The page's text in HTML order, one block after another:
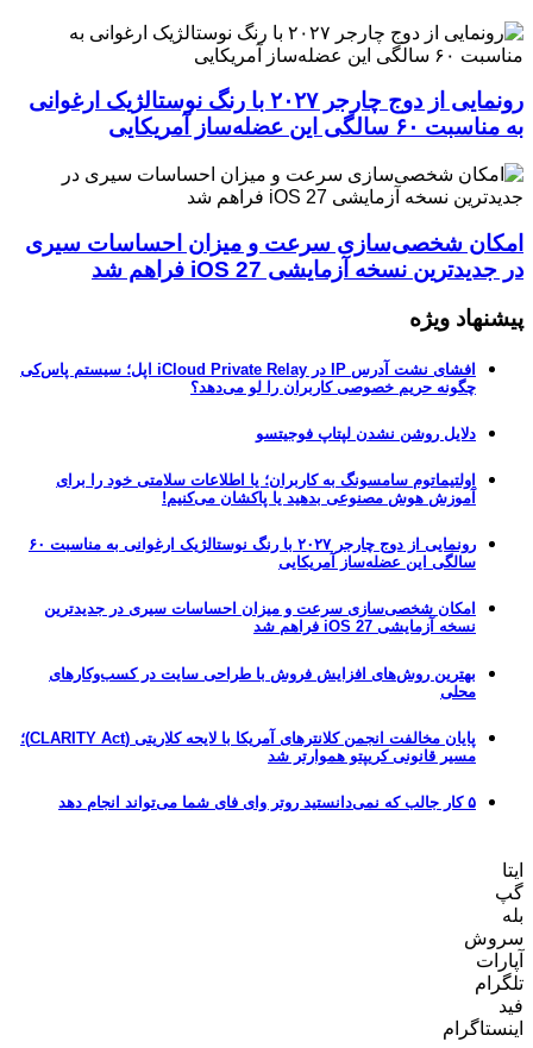
رونمایی از دوج چارجر ۲۰۲۷ با رنگ نوستالژیک ارغوانی
به مناسبت ۶۰ سالگی این عضله‌ساز آمریکایی
امکان شخصی‌سازی سرعت و میزان احساسات سیری
در جدیدترین نسخه آزمایشی iOS 27 فراهم شد
پیشنهاد ویژه
افشای نشت آدرس IP در iCloud Private Relay اپل؛ سیستم پاس‌کی
چگونه حریم خصوصی کاربران را لو می‌دهد؟
دلایل روشن نشدن لپتاپ فوجیتسو
اولتیماتوم سامسونگ به کاربران؛ یا اطلاعات سلامتی خود را برای
آموزش هوش مصنوعی بدهید یا پاکشان می‌کنیم!
رونمایی از دوج چارجر ۲۰۲۷ با رنگ نوستالژیک ارغوانی به مناسبت ۶۰
سالگی این عضله‌ساز آمریکایی
امکان شخصی‌سازی سرعت و میزان احساسات سیری در جدیدترین
نسخه آزمایشی iOS 27 فراهم شد
بهترین روش‌های افزایش فروش با طراحی سایت در کسب‌وکارهای
محلی
پایان مخالفت انجمن کلانترهای آمریکا با لایحه کلاریتی (CLARITY Act)؛
مسیر قانونی کریپتو هموارتر شد
۵ کار جالب که نمی‌دانستید روتر وای فای شما می‌تواند انجام دهد
ایتا
گپ
بله
سروش
آپارات
تلگرام
فید
اینستاگرام